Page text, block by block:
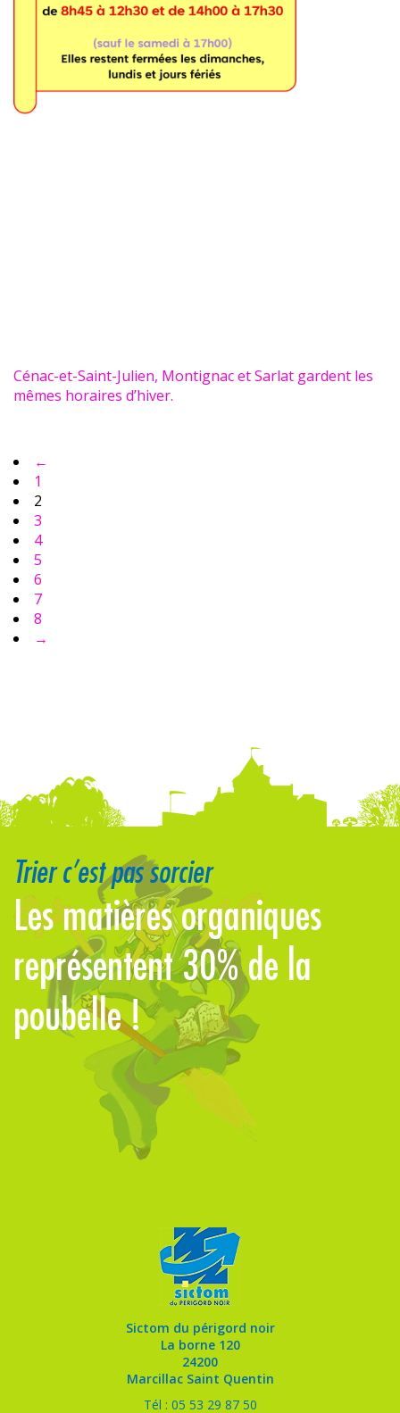
Cénac-et-Saint-Julien, Montignac et Sarlat gardent les
mêmes horaires d’hiver.
←
1
2
3
4
5
6
7
8
→
Trier c’est pas sorcier
Les matières organiques
représentent 30% de la
poubelle !
Sictom du périgord noir
La borne 120
24200
Marcillac Saint Quentin
Tél : 05 53 29 87 50